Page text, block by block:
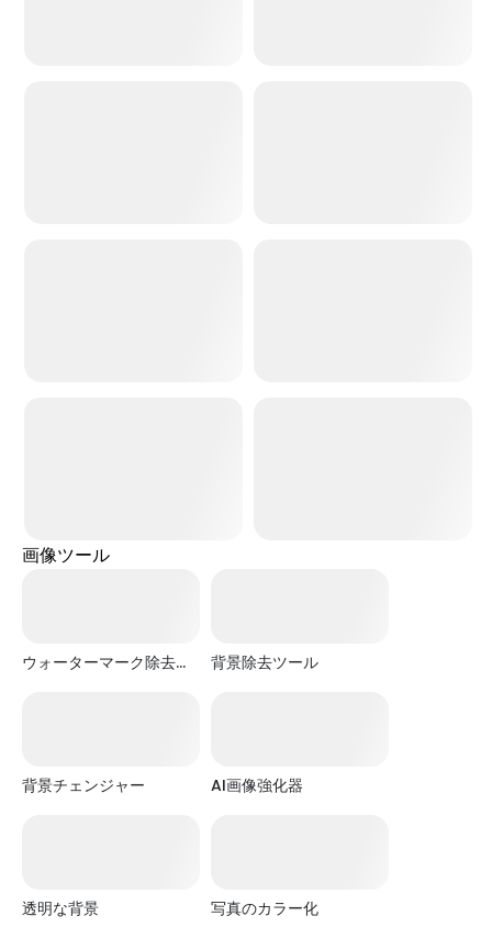
X チビプロフィール
画像ツール
ウォーターマーク除去ツ
背景除去ツール
背景チェンジャー AI画像強化器
透明な背景 写真のカラー化